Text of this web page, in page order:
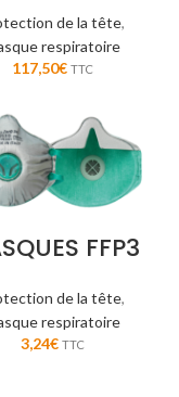
de la tête,
respiratoire
117,50€ TTC
FFP3
de la tête,
respiratoire
3,24€ TTC